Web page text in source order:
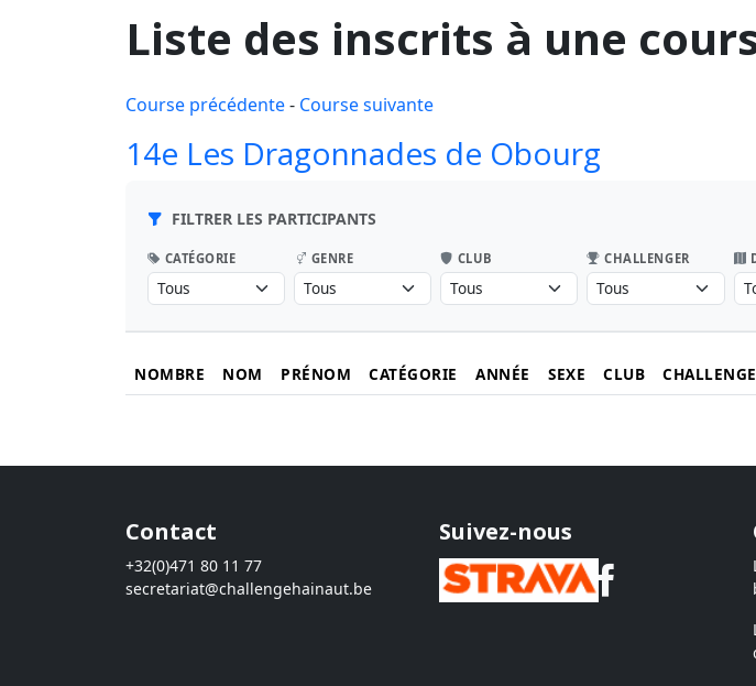
Liste des inscrits à une
Course précédente- Course suivante
14e Les Dragonnades de Obourg
FILTRER LES PARTICIPANTS
CATÉGORIE GENRE CLUB CHALLENGER
NOMBRE NOM PRÉNOM CATÉGORIE ANNÉE SEXE CLUB
Contact
+32(0)471 80 11 77
secretariat@challengehainaut.be
Suivez-nous